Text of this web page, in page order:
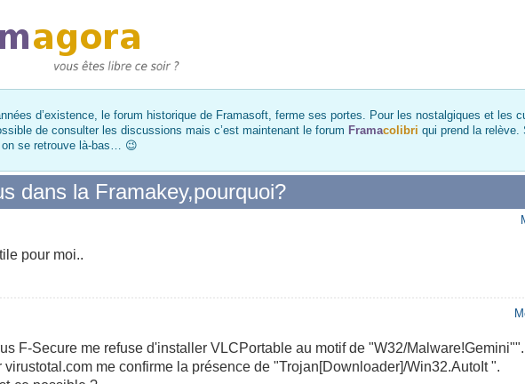
d’existence, le forum historique de Framasoft, ferme ses portes. Pour les nostalgiques et les
de consulter les discussions mais c’est maintenant le forum Framacolibri qui prend la relève.
se retrouve là-bas… 😉
dans la Framakey,pourquoi?
pour moi..
F-Secure me refuse d'installer VLCPortable au motif de "W32/Malware!Gemini"".
virustotal.com me confirme la présence de "Trojan[Downloader]/Win32.AutoIt ".